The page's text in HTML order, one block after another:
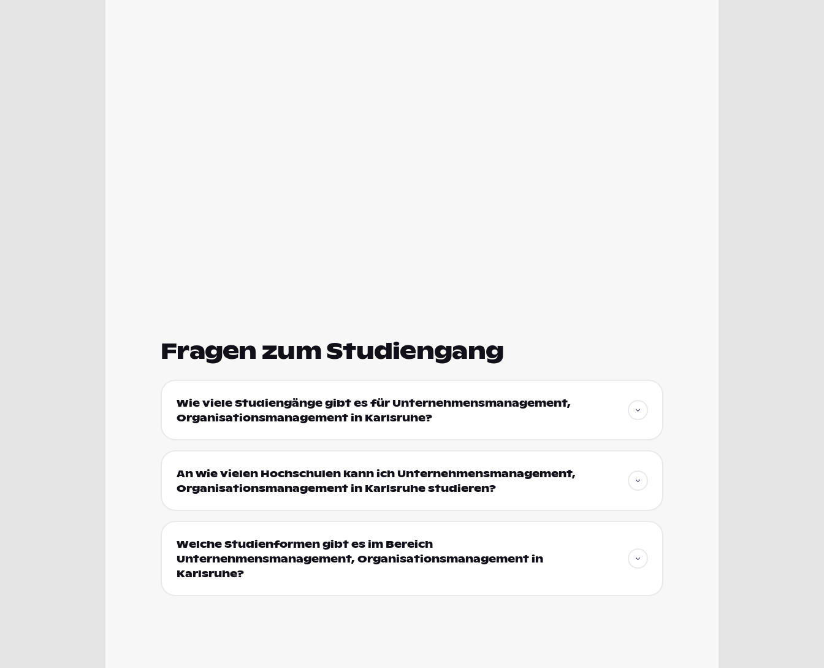
Fragen zum Studiengang
Wie viele Studiengänge gibt es für Unternehmensmanagement,
Organisationsmanagement in Karlsruhe?
An wie vielen Hochschulen kann ich Unternehmensmanagement,
Organisationsmanagement in Karlsruhe studieren?
Welche Studienformen gibt es im Bereich
Unternehmensmanagement, Organisationsmanagement in
Karlsruhe?